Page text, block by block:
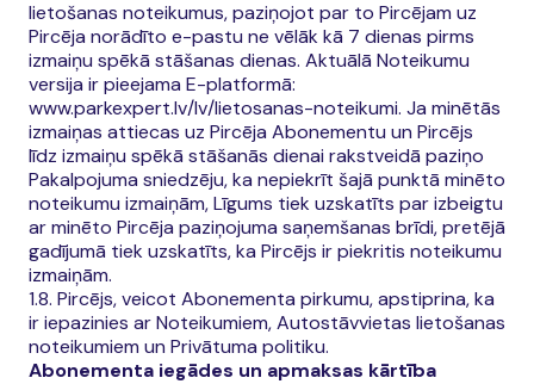
lietošanas noteikumus, paziņojot par to Pircējam uz
Pircēja norādīto e-pastu ne vēlāk kā 7 dienas pirms
izmaiņu spēkā stāšanas dienas. Aktuālā Noteikumu
versija ir pieejama E-platformā:
www.parkexpert.lv/lv/lietosanas-noteikumi. Ja minētās
izmaiņas attiecas uz Pircēja Abonementu un Pircējs
līdz izmaiņu spēkā stāšanās dienai rakstveidā paziņo
Pakalpojuma sniedzēju, ka nepiekrīt šajā punktā minēto
noteikumu izmaiņām, Līgums tiek uzskatīts par izbeigtu
ar minēto Pircēja paziņojuma saņemšanas brīdi, pretējā
gadījumā tiek uzskatīts, ka Pircējs ir piekritis noteikumu
izmaiņām.
1.8. Pircējs, veicot Abonementa pirkumu, apstiprina, ka
ir iepazinies ar Noteikumiem, Autostāvvietas lietošanas
noteikumiem un Privātuma politiku.
Abonementa iegādes un apmaksas kārtība